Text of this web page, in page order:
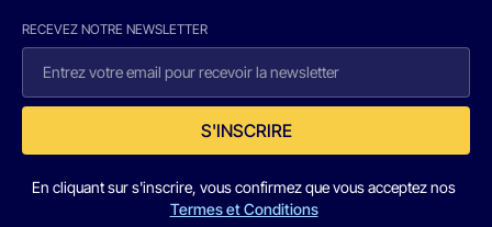
RECEVEZ NOTRE NEWSLETTER
S'INSCRIRE
En cliquant sur s'inscrire, vous confirmez que vous acceptez nos
Termes et Conditions